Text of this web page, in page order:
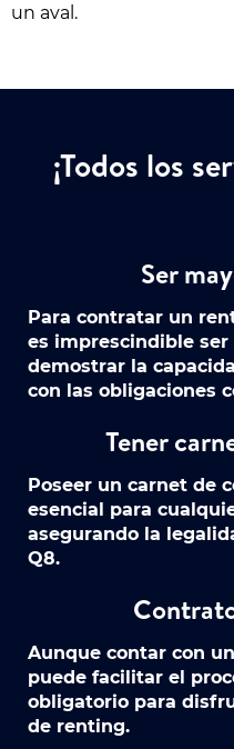
un aval.
¡Todos los
Ser
Para contratar un
es imprescindible
demostrar la
con las obligaciones
Tener
Poseer un carnet de
esencial para
asegurando la
Q8.
Aunque contar con
puede facilitar el
obligatorio para
de renting.